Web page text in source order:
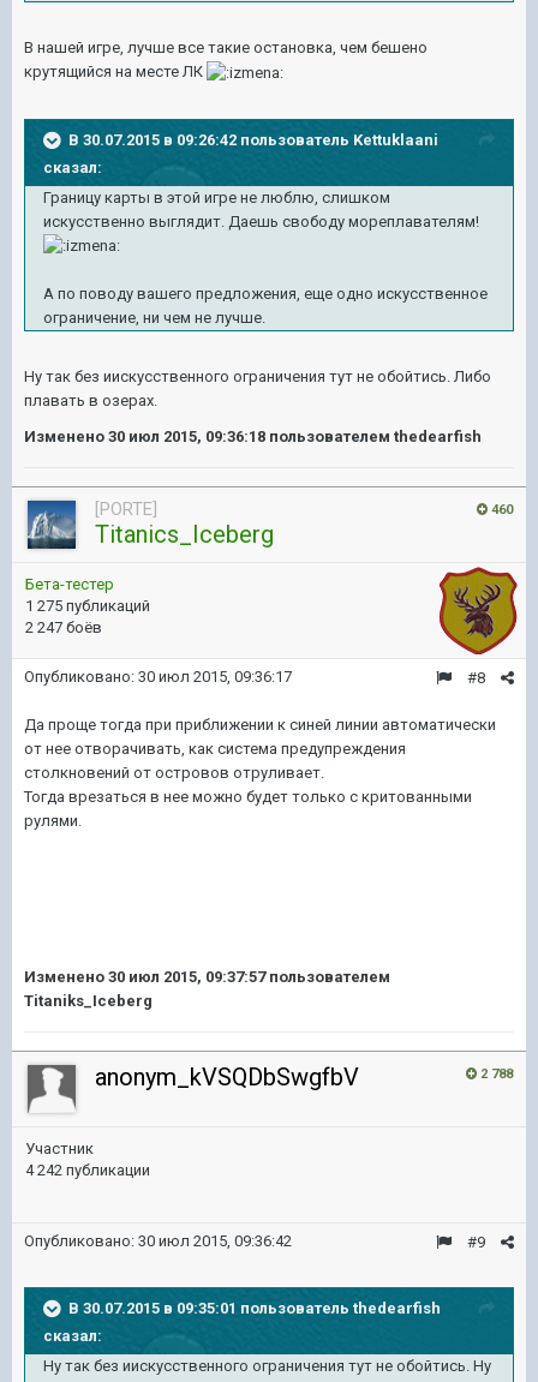
В нашей игре, лучше все такие остановка, чем бешено
крутящийся на месте ЛК
В 30.07.2015 в 09:26:42 пользователь Kettuklaani
сказал:
Границу карты в этой игре не люблю, слишком
искусственно выглядит. Даешь свободу мореплавателям!
А по поводу вашего предложения, еще одно искусственное
ограничение, ни чем не лучше.
Ну так без иискусственного ограничения тут не обойтись. Либо
плавать в озерах.
Изменено 30 июл 2015, 09:36:18 пользователем thedearfish
460
[PORTE]
Titanics_Iceberg
Бета-тестер
1 275 публикаций
2 247 боёв
#8
Опубликовано: 30 июл 2015, 09:36:17
Да проще тогда при приближении к синей линии автоматически
от нее отворачивать, как система предупреждения
столкновений от островов отруливает.
Тогда врезаться в нее можно будет только с критованными
рулями.
Изменено 30 июл 2015, 09:37:57пользователем
Titaniks_Iceberg
2 788
anonym_kVSQDbSwgfbV
Участник
4 242 публикации
#9
Опубликовано: 30 июл 2015, 09:36:42
В 30.07.2015 в 09:35:01 пользователь thedearfish
сказал:
Ну так без иискусственного ограничения тут не обойтись. Ну